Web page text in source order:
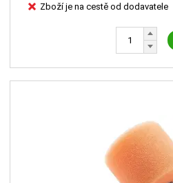
Zboží je na cestě od dodavatele